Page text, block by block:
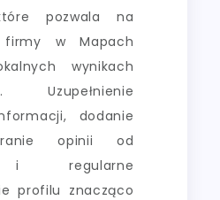
pozwala na
firmy w Mapach
wynikach
Uzupełnienie
dodanie
opinii od
i regularne
profilu znacząco